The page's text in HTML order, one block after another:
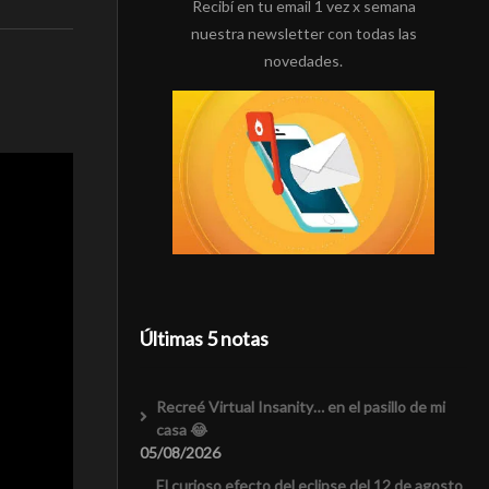
Recibí en tu email 1 vez x semana
nuestra newsletter con todas las
novedades.
Últimas 5 notas
Recreé Virtual Insanity… en el pasillo de mi
casa 😂
05/08/2026
El curioso efecto del eclipse del 12 de agosto